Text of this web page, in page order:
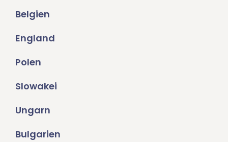
Belgien
England
Polen
Slowakei
Ungarn
Bulgarien